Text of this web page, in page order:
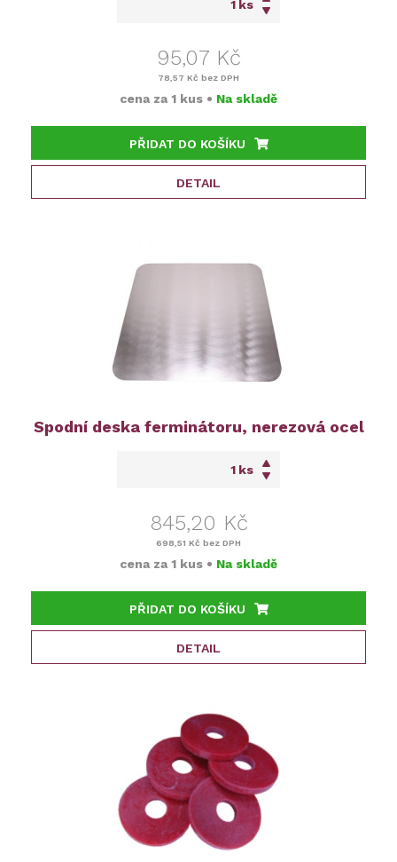
ks
95,07 Kč
78,57 Kč bez DPH
cena za 1 kus • Na skladě
PŘIDAT DO KOŠÍKU
DETAIL
Spodní deska ferminátoru, nerezová ocel
ks
845,20 Kč
698,51 Kč bez DPH
cena za 1 kus • Na skladě
PŘIDAT DO KOŠÍKU
DETAIL